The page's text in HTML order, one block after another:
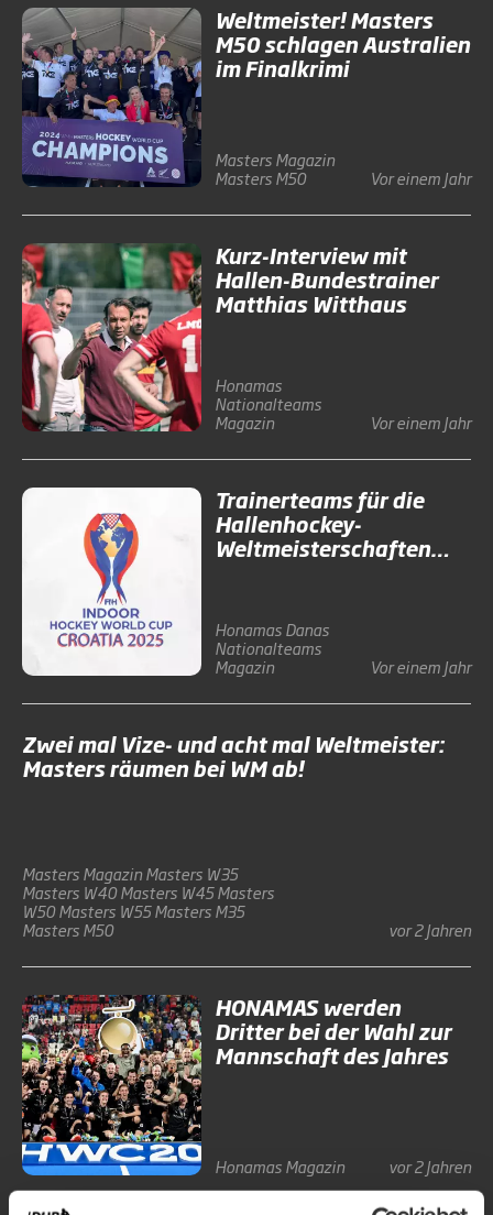
Weltmeister! Masters
M50 schlagen Australien
im Finalkrimi
MastersMagazin
Masters M50
Vor einem Jahr
Kurz-Interview mit
Hallen-Bundestrainer
Matthias Witthaus
Honamas
Nationalteams
Magazin
Vor einem Jahr
Trainerteams für die
Hallenhockey-
Weltmeisterschaften
HonamasDanas
Nationalteams
Magazin
Vor einem Jahr
Zwei mal Vize- und acht mal Weltmeister:
Masters räumen bei WM ab!
MastersMagazinMasters W35
Masters W40Masters W45Masters
W50Masters W55Masters M35
Masters M50
vor 2 Jahren
HONAMAS werden
Dritter bei der Wahl zur
Mannschaft des Jahres
HonamasMagazin vor 2 Jahren